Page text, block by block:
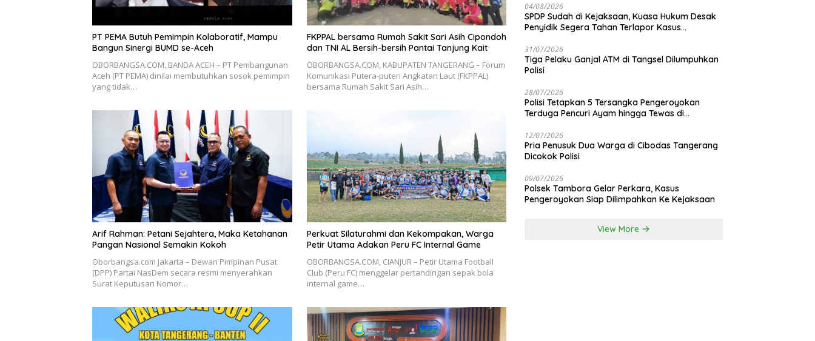
PT PEMA Butuh Pemimpin Kolaboratif, Mampu
Bangun Sinergi BUMD se-Aceh
OBORBANGSA.COM, BANDA ACEH – PT Pembangunan
Aceh (PT PEMA) dinilai membutuhkan sosok pemimpin
yang tidak…
FKPPAL bersama Rumah Sakit Sari Asih Cipondoh
dan TNI AL Bersih-bersih Pantai Tanjung Kait
OBORBANGSA.COM, KABUPATEN TANGERANG – Forum
Komunikasi Putera-puteri Angkatan Laut (FKPPAL)
bersama Rumah Sakit Sari Asih…
Arif Rahman: Petani Sejahtera, Maka Ketahanan
Pangan Nasional Semakin Kokoh
Oborbangsa.com Jakarta – Dewan Pimpinan Pusat
(DPP) Partai NasDem secara resmi menyerahkan
Surat Keputusan Nomor…
Perkuat Silaturahmi dan Kekompakan, Warga
Petir Utama Adakan Peru FC Internal Game
OBORBANGSA.COM, CIANJUR – Petir Utama Football
Club (Peru FC) menggelar pertandingan sepak bola
internal game…
04/08/2026
SPDP Sudah di Kejaksaan, Kuasa Hukum Desak
Penyidik Segera Tahan Terlapor Kasus
31/07/2026
Tiga Pelaku Ganjal ATM di Tangsel Dilumpuhkan
Polisi
28/07/2026
Polisi Tetapkan 5 Tersangka Pengeroyokan
Terduga Pencuri Ayam hingga Tewas di
12/07/2026
Pria Penusuk Dua Warga di Cibodas Tangerang
Dicokok Polisi
09/07/2026
Polsek Tambora Gelar Perkara, Kasus
Pengeroyokan Siap Dilimpahkan Ke Kejaksaan
View More